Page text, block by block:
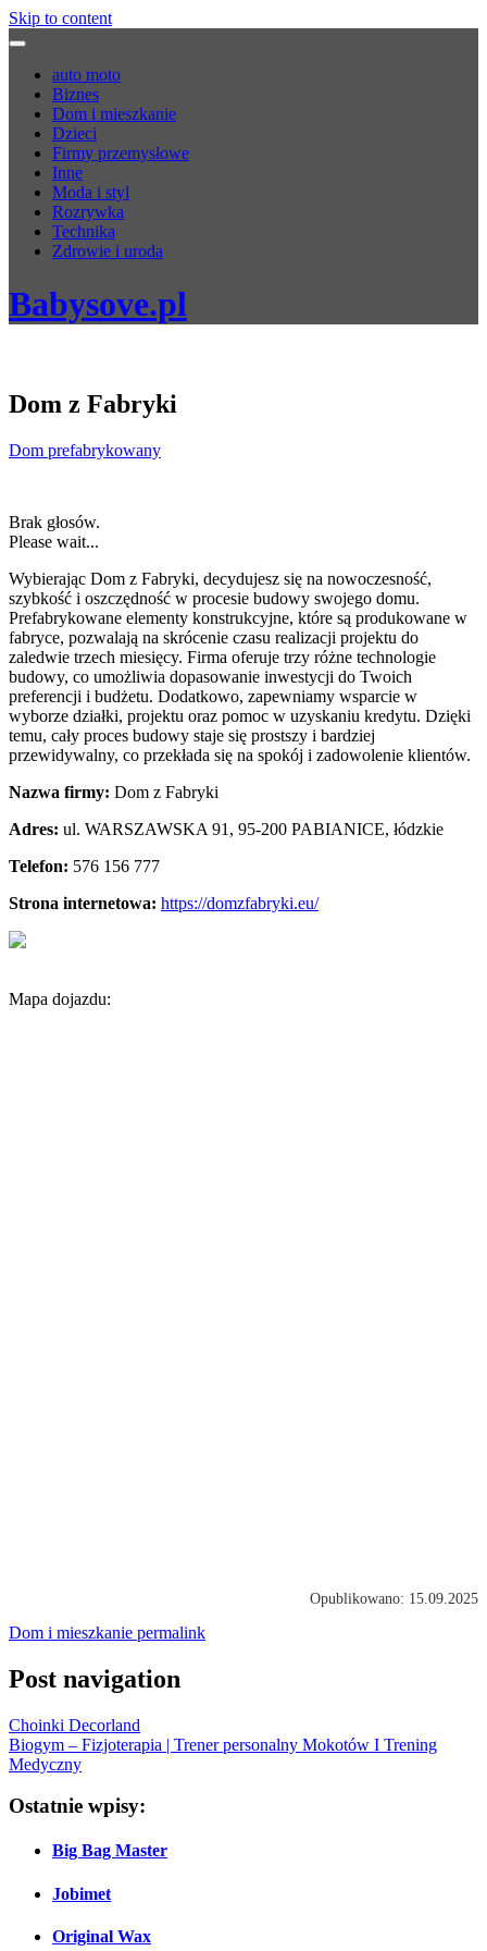
Skip to content
auto moto
Biznes
Dom i mieszkanie
Dzieci
Firmy przemysłowe
Inne
Moda i styl
Rozrywka
Technika
Zdrowie i uroda
Babysove.pl
Dom z Fabryki
Dom prefabrykowany
Brak głosów.
Please wait...
Wybierając Dom z Fabryki, decydujesz się na nowoczesność,
szybkość i oszczędność w procesie budowy swojego domu.
Prefabrykowane elementy konstrukcyjne, które są produkowane w
fabryce, pozwalają na skrócenie czasu realizacji projektu do
zaledwie trzech miesięcy. Firma oferuje trzy różne technologie
budowy, co umożliwia dopasowanie inwestycji do Twoich
preferencji i budżetu. Dodatkowo, zapewniamy wsparcie w
wyborze działki, projektu oraz pomoc w uzyskaniu kredytu. Dzięki
temu, cały proces budowy staje się prostszy i bardziej
przewidywalny, co przekłada się na spokój i zadowolenie klientów.
Nazwa firmy: Dom z Fabryki
Adres: ul. WARSZAWSKA 91 , 95-200 PABIANICE, łódzkie
Telefon: 576 156 777
Strona internetowa: https://domzfabryki.eu/
Mapa dojazdu:
Opublikowano: 15.09.2025
Dom i mieszkanie permalink
Post navigation
Choinki Decorland
Biogym – Fizjoterapia | Trener personalny Mokotów I Trening
Medyczny
Ostatnie wpisy:
Big Bag Master
Jobimet
Original Wax